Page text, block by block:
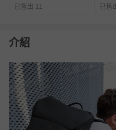
已售出 11 已售
介紹